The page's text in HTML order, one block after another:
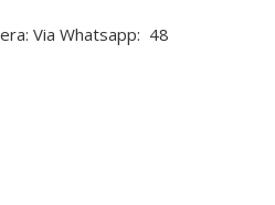
Via Whatsapp: 48